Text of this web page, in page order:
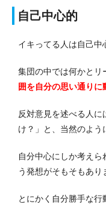
自己中心的
イキってる人は自己中
集団の中では何かとリ
囲を自分の思い通りに
反対意見を述べる人
け？」と、当然のよう
自分中心にしか考え
う発想がそもそもあり
とにかく自分勝手な行